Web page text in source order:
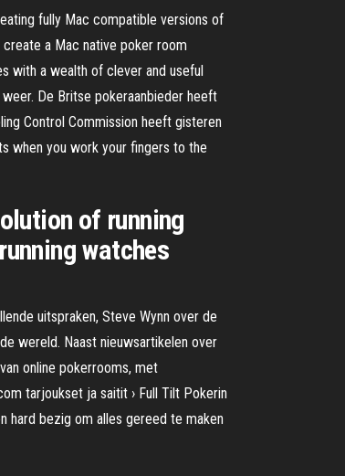
fully Mac compatible versions of
a Mac native poker room
with a wealth of clever and useful
De Britse pokeraanbieder heeft
Control Commission heeft gisteren
when you work your fingers to the
of running
watches
uitspraken, Steve Wynn over de
wereld. Naast nieuwsartikelen over
online pokerrooms, met
tarjoukset ja saitit › Full Tilt Pokerin
hard bezig om alles gereed te maken